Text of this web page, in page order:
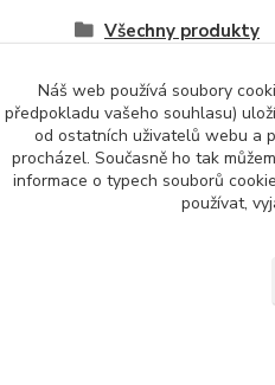
Všechny produkty
Náš web používá soubory
předpokladu vašeho souhlasu)
od ostatních uživatelů webu a
procházel. Současně ho tak
informace o typech souborů
používat,